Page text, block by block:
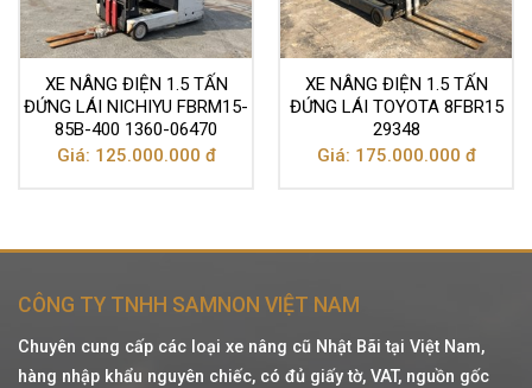
XE NÂNG ĐIỆN 1.5 TẤN
ĐỨNG LÁI NICHIYU FBRM15-
85B-400 1360-06470
Giá: 125.000.000 đ
XE NÂNG ĐIỆN 1.5 TẤN
ĐỨNG LÁI TOYOTA 8FBR15
29348
Giá: 175.000.000 đ
CÔNG TY TNHH SAMNON VIỆT NAM
Chuyên cung cấp các loại xe nâng cũ Nhật Bãi tại Việt Nam,
hàng nhập khẩu nguyên chiếc, có đủ giấy tờ, VAT, nguồn gốc